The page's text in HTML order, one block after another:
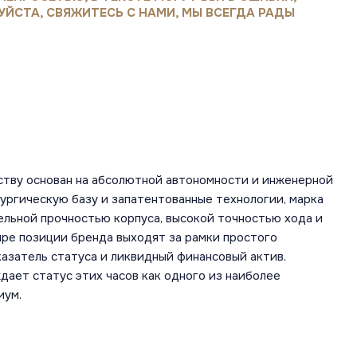
СВЯЖИТЕСЬ С НАМИ, МЫ ВСЕГДА РАДЫ
основан на абсолютной автономности и инженерной
базу и запатентованные технологии, марка
прочностью корпуса, высокой точностью хода и
позиции бренда выходят за рамки простого
статуса и ликвидный финансовый актив.
статус этих часов как одного из наиболее